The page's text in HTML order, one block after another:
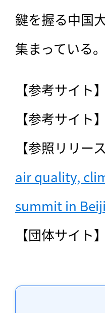
鍵を握る中国
集まっている。
【参考サイト】
【参考サイト】
【参照リリース
air quality,
summit in
【団体サイト】